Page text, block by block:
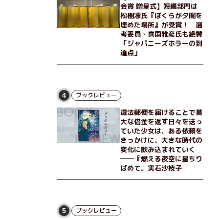
会賞 贈呈式】短編部門は
松樹凛氏『ぼくらが夕闇を
埋めた場所』が受賞！ 選
考委員・喜国雅彦氏も絶賛
「ジャパニーズホラーの到
達点」
4 ブックレビュー
違法郵便を届けることで莫
大な借金を返す日々を送っ
ていた少女は、ある依頼を
きっかけに、大きな時代の
変化に飲み込まれていく
──『燃える夜空に星ちり
ばめて』実石沙枝子
5 ブックレビュー